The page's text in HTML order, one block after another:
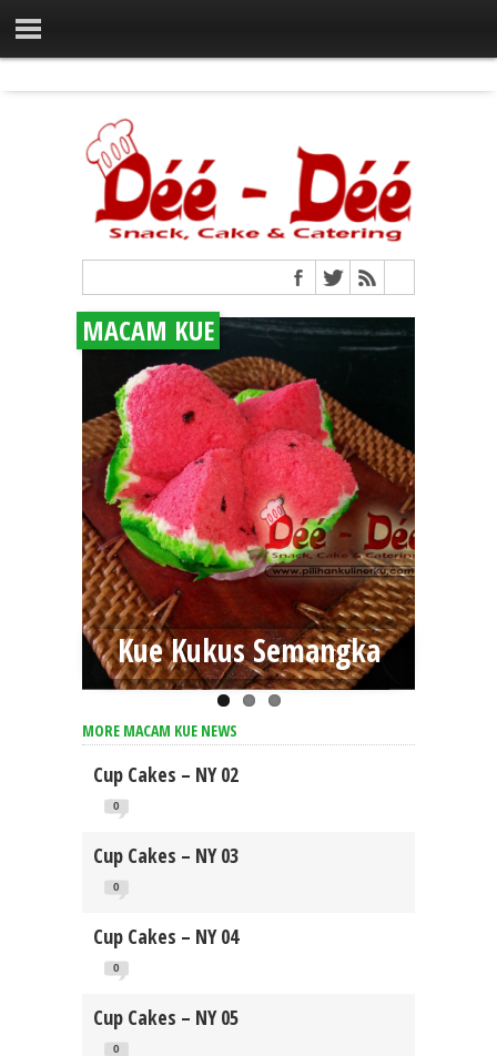
MACAM KUE
Kue Kukus Semangka
MORE MACAM KUE NEWS
Cup Cakes – NY 02
0
Cup Cakes – NY 03
0
Cup Cakes – NY 04
0
Cup Cakes – NY 05
0